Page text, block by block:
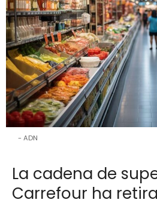
ADN
La cadena de
Carrefour ha